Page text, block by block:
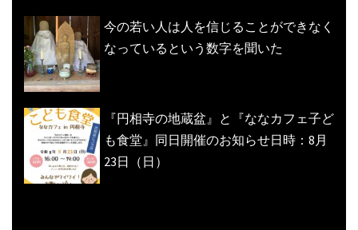
今の若い人は人を信じることができなく
なっているという数字を聞いた
『円相寺の地蔵盆』と『ななカフェ子ど
も食堂』同日開催のお知らせ日時：8月
23日（日）